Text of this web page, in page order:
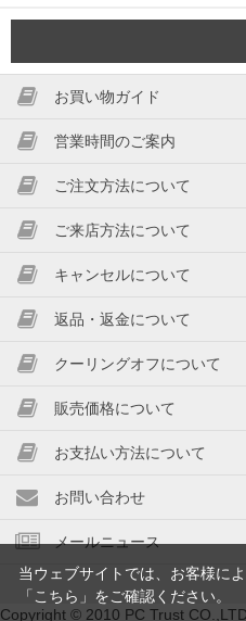
お買い物ガイド
営業時間のご案内
ご注文方法について
ご来店方法について
キャンセルについて
返品・返金について
クーリングオフについて
販売価格について
お支払い方法について
お問い合わせ
メールニュース
Copyright © 2010 PC Trust
当ウェブサイトでは、お客様に
「 こちら 」をご確認ください。